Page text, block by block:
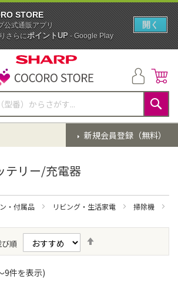
検
索
新規会員登録（無料）
リー/充電器
・付属品 リビング・生活家電 掃除機
び順
9件を表示)
STORE
公式通販アプリ
さらにポイントUP- Google Play
開く